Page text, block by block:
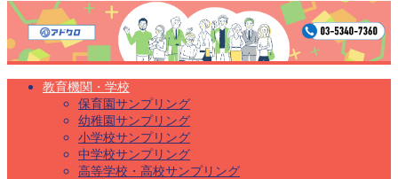
教育機関・学校
保育園サンプリング
幼稚園サンプリング
小学校サンプリング
中学校サンプリング
高等学校・高校サンプリング